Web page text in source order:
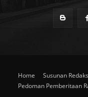
Home Susunan
Pedoman Pemberitaan